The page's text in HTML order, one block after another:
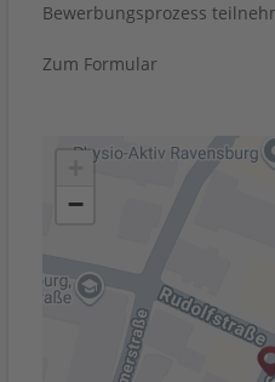
Bewerbungsprozess
Zum Formular
−